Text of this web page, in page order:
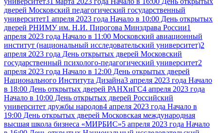
дверей Московский педагогический государственный
университет1 апреля 2023 года Начало в 10:00 День открытых
дверей РНИМУ им. Н.И. Пирогова Минздрава России1
апреля 2023 года Начало в 11:00 Московский авиационный
институт (национальный исследовательский университет)2
апреля 2023 года День открытых дверей Московский
государственный психолого-педагогический университет2
апреля 2023 года Начало в 12:00 День открытых дверей
Национального Института Дизайна3 апреля 2023 года Начало
в 18:00 День открытых дверей РАНХиГС4 апреля 2023 года
Начало в 10:00 День открытых дверей Российский
университет дружбы народов4 апреля 2023 года Начало в
19:00 День открытых дверей Московская международная
высшая школа бизнеса «МИРБИС»5 апреля 2023 года Начало